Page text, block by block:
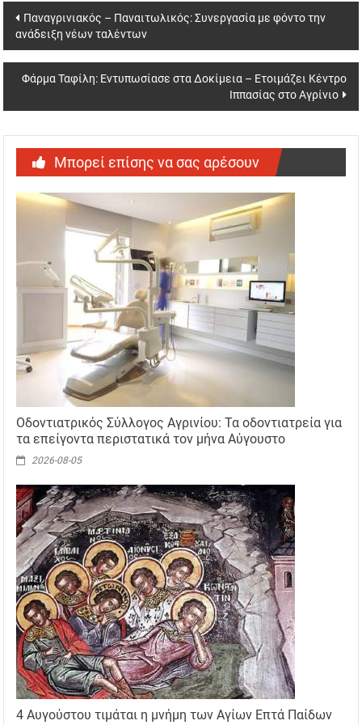
Post
navigation
Παναγρινιακός – Παναιτωλικός: Συνεργασία με φόντο την
ανάδειξη νέων ταλέντων
Φάρμα Ταφίλη: Εντυπωσίασε στα Δοκίμεια – Ετοιμάζει Κέντρο
Ιππασίας στο Αγρίνιο
Μπορεί επίσης να σας αρέσουν
Οδοντιατρικός Σύλλογος Αγρινίου: Τα οδοντιατρεία για
τα επείγοντα περιστατικά τον μήνα Αύγουστο
2026-08-05
4 Αυγούστου τιμάται η μνήμη των Αγίων Επτά Παίδων